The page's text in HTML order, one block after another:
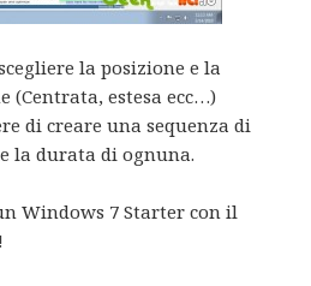
la posizione e la
(Centrata, estesa ecc…)
di creare una sequenza di
la durata di ognuna.
Windows 7 Starter con il